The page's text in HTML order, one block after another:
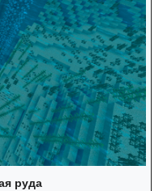
руда